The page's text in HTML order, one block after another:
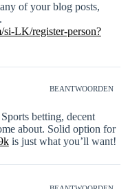
of your blog posts,
si-LK/register-person?
BEANTWOORDEN
betting, decent
about. Solid option for
is just what you’ll want!